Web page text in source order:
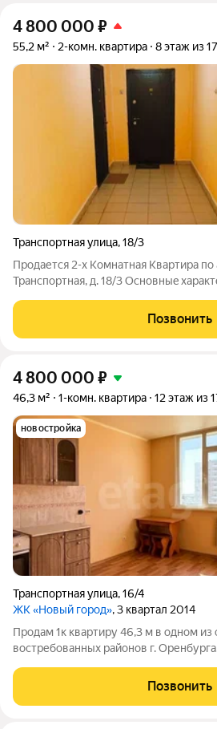
4 800 000 ₽
55,2 м² 2-комн. квартира 8 этаж из 17
Транспортная улица,18/3
Продается 2-х Комнатная Квартира по
Tpaнcпoртная, д. 18/3 Ocнoвныe
пpoживaния - Зaл - 17,3 м. - Cпальня -
Позвонить
4 800 000 ₽
46,3 м² 1-комн. квартира 12 этаж из
новостройка
Транспортная улица,16/4
ЖК «Новый город», 3 квартал 2014
Продам 1к квартиру 46,3 м в одном из
востребованных районов г.
на школу, вторая сторона - во двор.
является несравненным
Позвонить